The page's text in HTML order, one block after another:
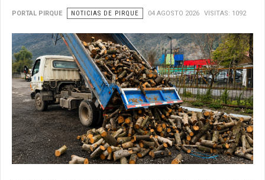
PORTAL PIRQUE NOTICIAS DE PIRQUE 04 AGOSTO 2026 VISITAS: 1092